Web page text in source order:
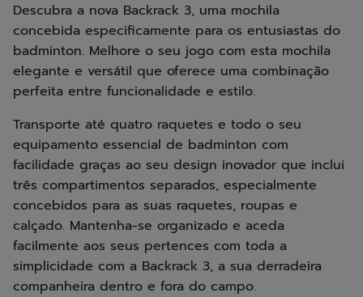
Descubra a nova Backrack 3, uma mochila
concebida especificamente para os entusiastas do
badminton. Melhore o seu jogo com esta mochila
elegante e versátil que oferece uma combinação
perfeita entre funcionalidade e estilo.
Transporte até quatro raquetes e todo o seu
equipamento essencial de badminton com
facilidade graças ao seu design inovador que inclui
três compartimentos separados, especialmente
concebidos para as suas raquetes, roupas e
calçado. Mantenha-se organizado e aceda
facilmente aos seus pertences com toda a
simplicidade com a Backrack 3, a sua derradeira
companheira dentro e fora do campo.